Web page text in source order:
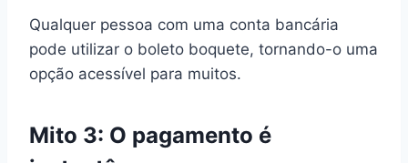
Qualquer pessoa com uma conta bancária
pode utilizar o boleto boquete, tornando-o uma
opção acessível para muitos.
Mito 3: O pagamento é